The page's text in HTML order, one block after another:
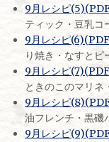
9月レシピ
ティック・豆乳コ
9月レシピ
り焼き・なすと
9月レシピ
ときのこのマリネ
9月レシピ
油フレンチ・黒磯
9月レシピ